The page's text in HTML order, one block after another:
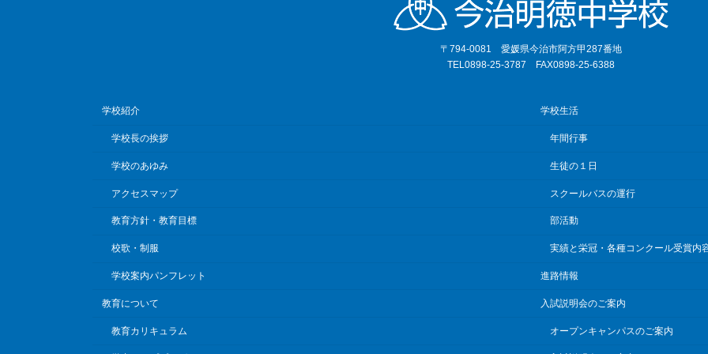
〒794-0081 愛媛県今治市阿方甲287番地
TEL0898-25-3787 FAX0898-25-6388
学校紹介
学校長の挨拶
学校のあゆみ
アクセスマップ
教育方針・教育目標
校歌・制服
学校案内パンフレット
教育について
教育カリキュラム
学校生活
年間行事
生徒の１日
スクールバスの運行
部活動
実績と栄冠・各種コンクール受賞内
進路情報
入試説明会のご案内
オープンキャンパスのご案内